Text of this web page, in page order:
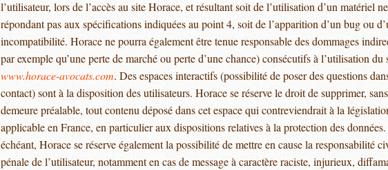
l’utilisateur, lors de l’accès au site Horace, et résultant soit de l’utilisation d’un matériel ne
répondant pas aux spécifications indiquées au point 4, soit de l’apparition d’un bug ou
incompatibilité. Horace ne pourra également être tenue responsable des dommages
par exemple qu’une perte de marché ou perte d’une chance) consécutifs à l’utilisation du
www.horace-avocats.com. Des espaces interactifs (possibilité de poser des questions
contact) sont à la disposition des utilisateurs. Horace se réserve le droit de supprimer,
demeure préalable, tout contenu déposé dans cet espace qui contreviendrait à la
applicable en France, en particulier aux dispositions relatives à la protection des
échéant, Horace se réserve également la possibilité de mettre en cause la responsabilité
pénale de l’utilisateur, notamment en cas de message à caractère raciste, injurieux,